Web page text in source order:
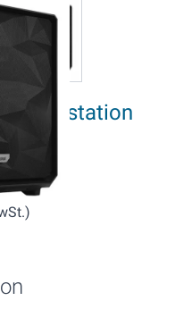
Workstation